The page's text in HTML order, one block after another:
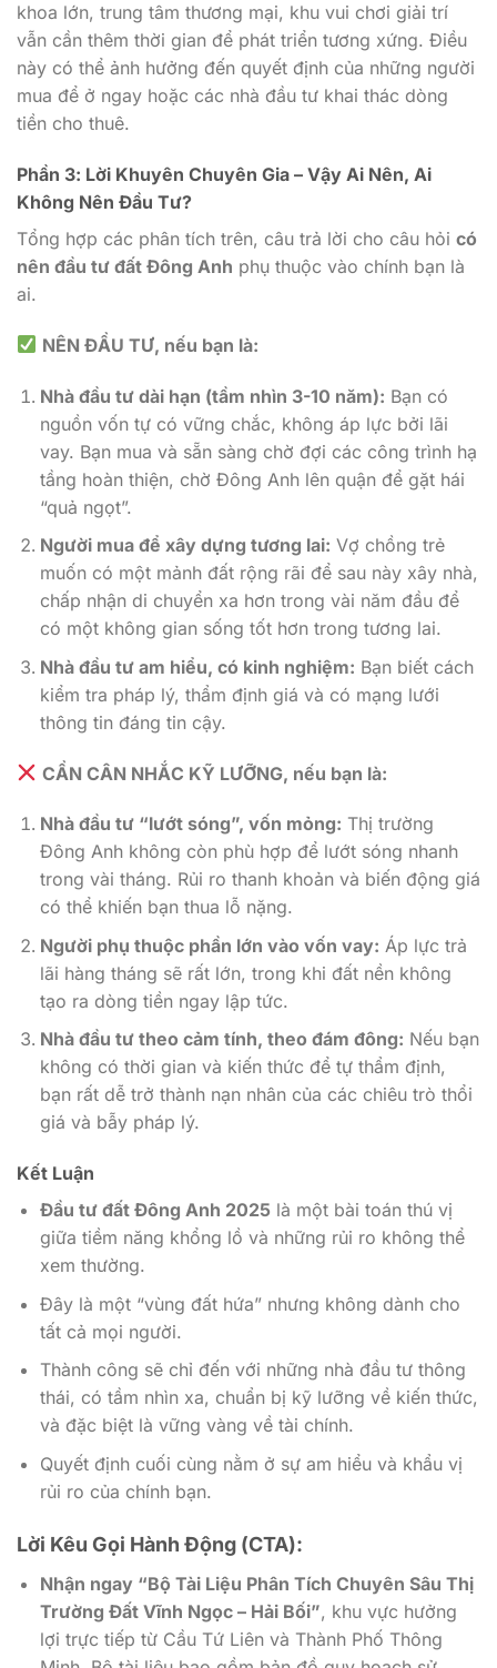
khoa lớn, trung tâm thương mại, khu vui chơi giải trí
vẫn cần thêm thời gian để phát triển tương xứng. Điều
này có thể ảnh hưởng đến quyết định của những người
mua để ở ngay hoặc các nhà đầu tư khai thác dòng
tiền cho thuê.
Phần 3: Lời Khuyên Chuyên Gia – Vậy Ai Nên, Ai
Không Nên Đầu Tư?
Tổng hợp các phân tích trên, câu trả lời cho câu hỏi có
nên đầu tư đất Đông Anh phụ thuộc vào chính bạn là
ai.
NÊN ĐẦU TƯ, nếu bạn là:
Nhà đầu tư dài hạn (tầm nhìn 3-10 năm): Bạn có
nguồn vốn tự có vững chắc, không áp lực bởi lãi
vay. Bạn mua và sẵn sàng chờ đợi các công trình hạ
tầng hoàn thiện, chờ Đông Anh lên quận để gặt hái
“quả ngọt”.
Người mua để xây dựng tương lai: Vợ chồng trẻ
muốn có một mảnh đất rộng rãi để sau này xây nhà,
chấp nhận di chuyển xa hơn trong vài năm đầu để
có một không gian sống tốt hơn trong tương lai.
Nhà đầu tư am hiểu, có kinh nghiệm: Bạn biết cách
kiểm tra pháp lý, thẩm định giá và có mạng lưới
thông tin đáng tin cậy.
CẦN CÂN NHẮC KỸ LƯỠNG, nếu bạn là:
Nhà đầu tư “lướt sóng”, vốn mỏng: Thị trường
Đông Anh không còn phù hợp để lướt sóng nhanh
trong vài tháng. Rủi ro thanh khoản và biến động giá
có thể khiến bạn thua lỗ nặng.
Người phụ thuộc phần lớn vào vốn vay: Áp lực trả
lãi hàng tháng sẽ rất lớn, trong khi đất nền không
tạo ra dòng tiền ngay lập tức.
Nhà đầu tư theo cảm tính, theo đám đông: Nếu bạn
không có thời gian và kiến thức để tự thẩm định,
bạn rất dễ trở thành nạn nhân của các chiêu trò thổi
giá và bẫy pháp lý.
Kết Luận
Đầu tư đất Đông Anh 2025 là một bài toán thú vị
giữa tiềm năng khổng lồ và những rủi ro không thể
xem thường.
Đây là một “vùng đất hứa” nhưng không dành cho
tất cả mọi người.
Thành công sẽ chỉ đến với những nhà đầu tư thông
thái, có tầm nhìn xa, chuẩn bị kỹ lưỡng về kiến thức,
và đặc biệt là vững vàng về tài chính.
Quyết định cuối cùng nằm ở sự am hiểu và khẩu vị
rủi ro của chính bạn.
Lời Kêu Gọi Hành Động (CTA):
Nhận ngay “Bộ Tài Liệu Phân Tích Chuyên Sâu Thị
Trường Đất Vĩnh Ngọc – Hải Bối”, khu vực hưởng
lợi trực tiếp từ Cầu Tứ Liên và Thành Phố Thông